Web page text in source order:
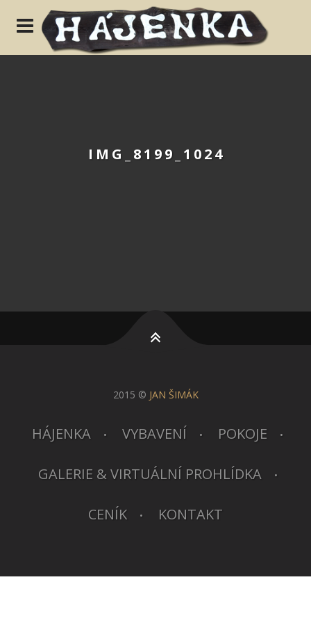
IMG_8199_1024
2015 © JAN ŠIMÁK
HÁJENKA VYBAVENÍ POKOJE
GALERIE & VIRTUÁLNÍ PROHLÍDKA
CENÍK KONTAKT